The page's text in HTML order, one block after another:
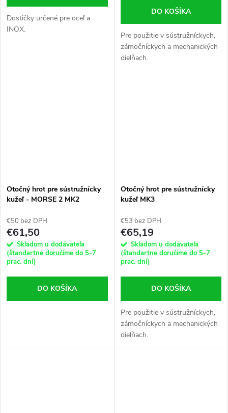
Dostičky určené pre oceľ a
INOX.
DO KOŠÍKA
Pre použitie v sústružníckych,
zámočníckych a mechanických
dielňach.
Otočný hrot pre sústružnícky
kužeľ - MORSE 2 MK2
€50 bez DPH
€61,50
Skladom u dodávateľa
(štandartne doručíme do 5-7
prac. dní)
DO KOŠÍKA
Otočný hrot pre sústružnícky
kužeľ MK3
€53 bez DPH
€65,19
Skladom u dodávateľa
(štandartne doručíme do 5-7
prac. dní)
DO KOŠÍKA
Pre použitie v sústružníckych,
zámočníckych a mechanických
dielňach.